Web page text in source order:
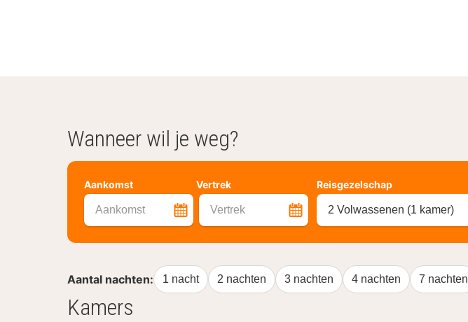
Wanneer wil je weg?
Aankomst Vertrek
Aankomst Vertrek
Reisgezelschap
2 Volwassenen (1 kamer)
Aantal nachten: 1 nacht 2 nachten 3 nachten 4 nachten 7 nachten
Kamers